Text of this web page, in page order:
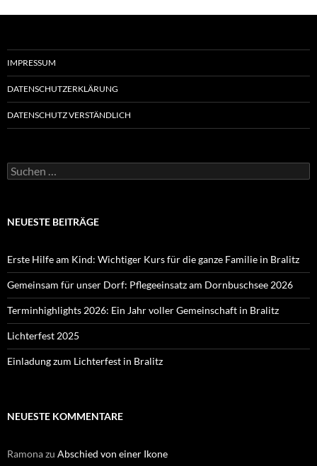
IMPRESSUM
DATENSCHUTZERKLÄRUNG
DATENSCHUTZ VERSTÄNDLICH
Suchen
nach:
NEUESTE BEITRÄGE
Erste Hilfe am Kind: Wichtiger Kurs für die ganze Familie in Bralitz
Gemeinsam für unser Dorf: Pflegeeinsatz am Dornbuschsee 2026
Terminhighlights 2026: Ein Jahr voller Gemeinschaft in Bralitz
Lichterfest 2025
Einladung zum Lichterfest in Bralitz
NEUESTE KOMMENTARE
Ramonazu Abschied von einer Ikone